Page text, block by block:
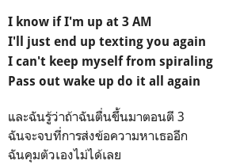
I know if I'm up at 3 AM
I'll just end up texting you again
I can't keep myself from spiraling
Pass out wake up do it all again
และฉันรู้ว่าถ้าฉันตื่นขึ้นมาตอนตี 3
ฉันจะจบที่การส่งข้อความหาเธออีก
ฉันคุมตัวเองไม่ได้เลย